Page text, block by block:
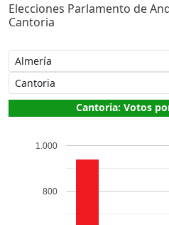
Elecciones Parlamento de
Cantoria
Cantoria: Votos
800
1.000